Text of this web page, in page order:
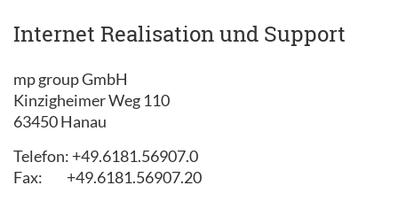
Internet Realisation und Support
mp group GmbH
Kinzigheimer Weg 110
63450 Hanau
Telefon: +49.6181.56907.0
Fax: +49.6181.56907.20